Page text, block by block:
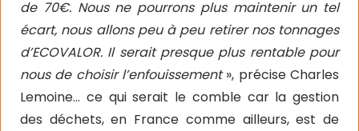
de 70€. Nous ne pourrons plus maintenir un tel
écart, nous allons peu à peu retirer nos tonnages
d’ECOVALOR. Il serait presque plus rentable pour
nous de choisir l’enfouissement», précise Charles
Lemoine… ce qui serait le comble car la gestion
des déchets, en France comme ailleurs, est de